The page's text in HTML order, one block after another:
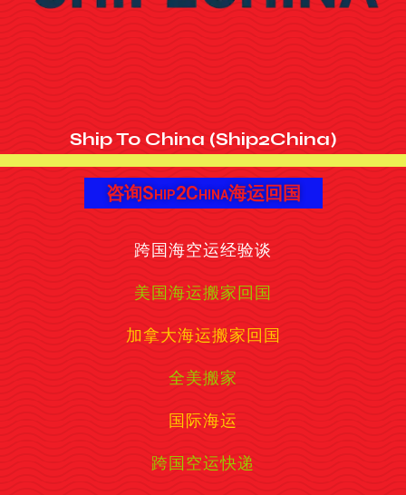
Ship To China (Ship2China)
咨询Ship2China海运回国
跨国海空运经验谈
美国海运搬家回国
加拿大海运搬家回国
全美搬家
国际海运
跨国空运快递